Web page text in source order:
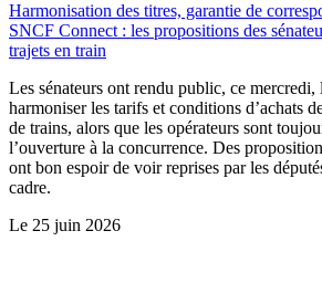
Harmonisation des titres, garantie de
SNCF Connect : les propositions des
trajets en train
Les sénateurs ont rendu public, ce
harmoniser les tarifs et conditions d’achats
de trains, alors que les opérateurs sont
l’ouverture à la concurrence. Des
ont bon espoir de voir reprises par les
cadre.
Le 25 juin 2026